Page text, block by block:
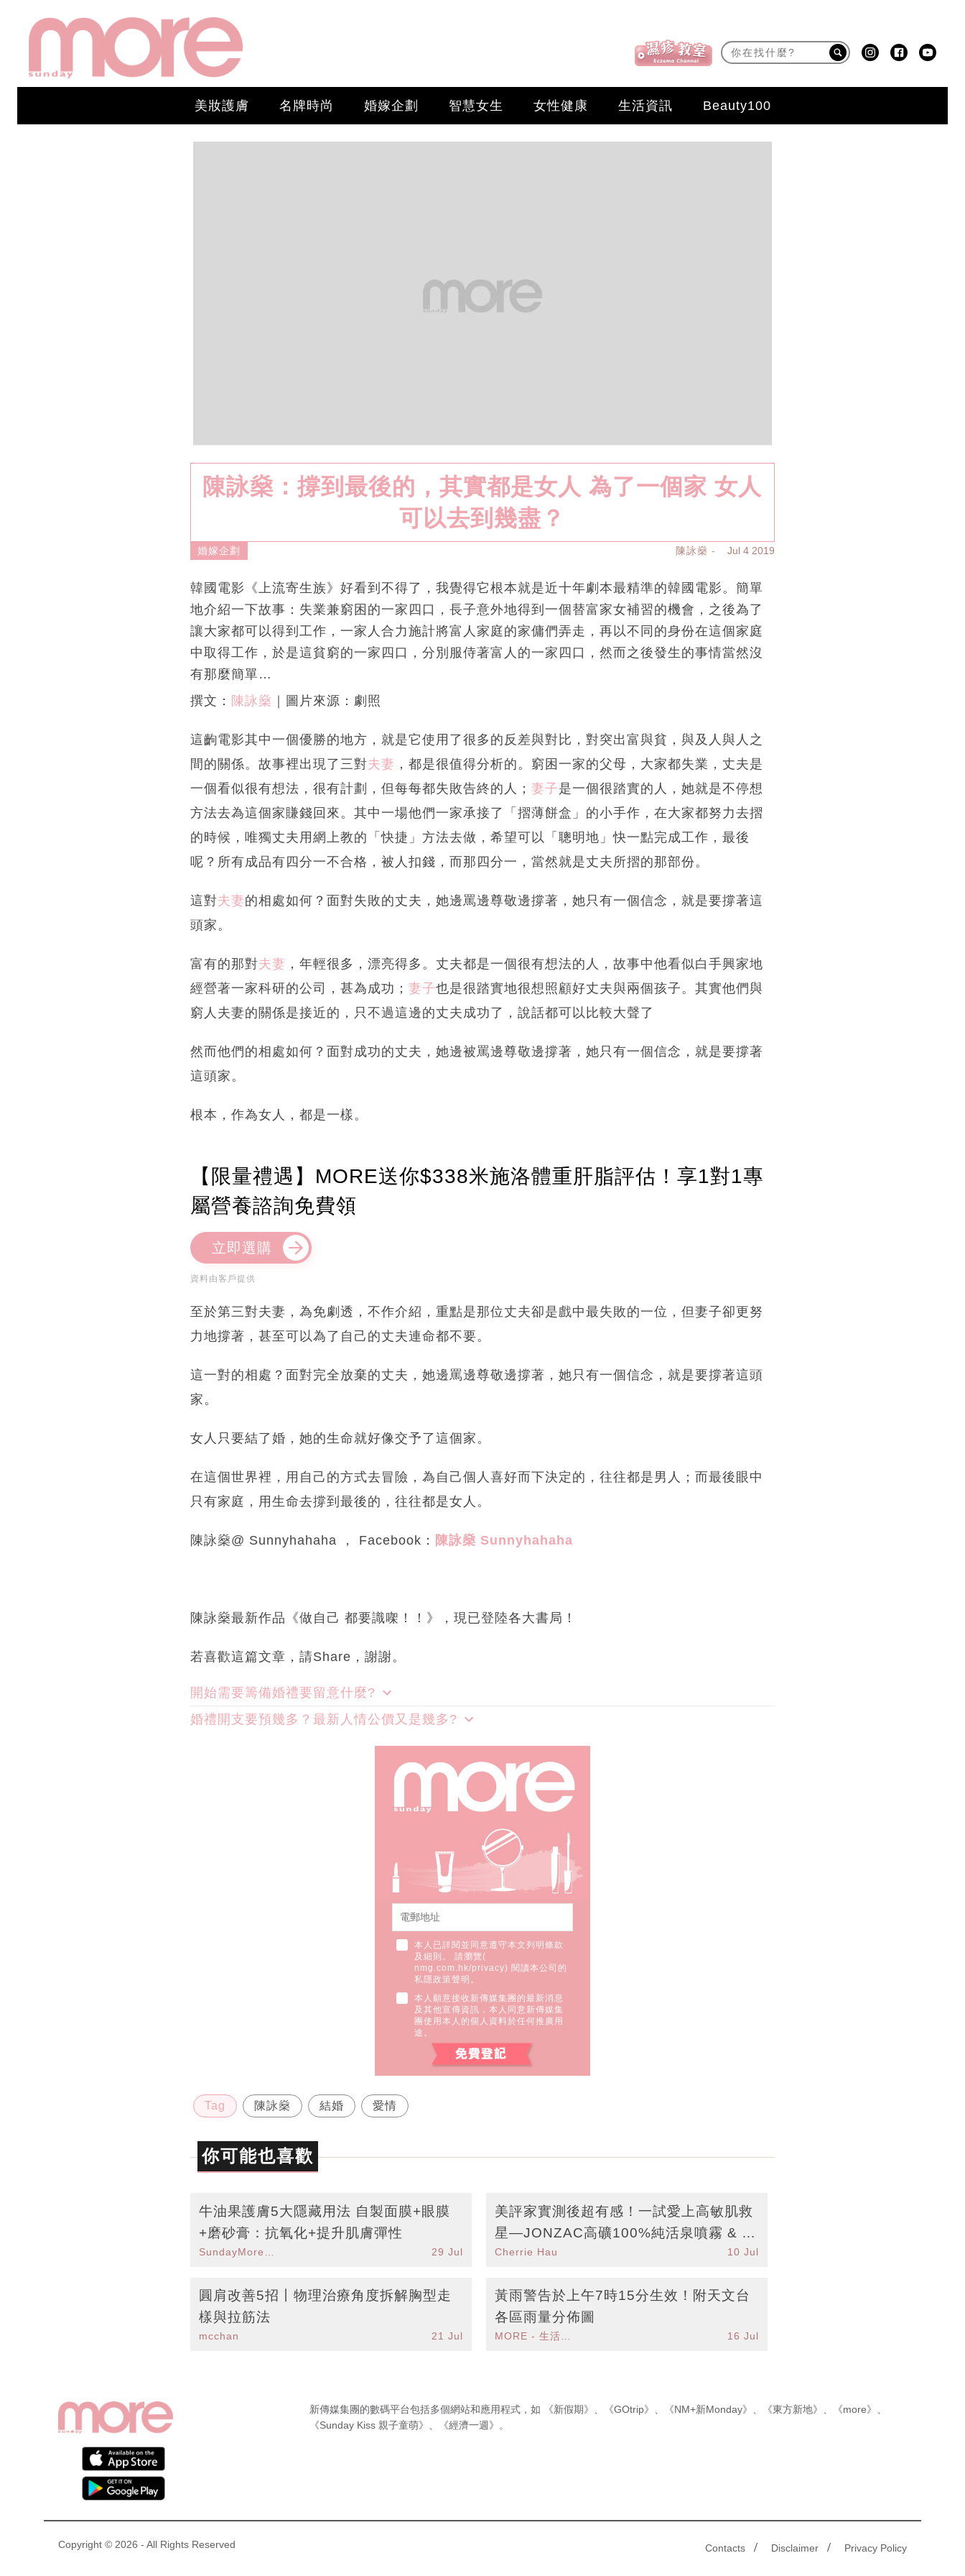
美妝護膚 名牌時尚 婚嫁企劃 智慧女生 女性健康 生活資訊 Beauty100
陳詠燊：撐到最後的，其實都是女人 為了一個家 女人
可以去到幾盡？
婚嫁企劃 陳詠燊 Jul 4 2019
韓國電影《上流寄生族》好看到不得了，我覺得它根本就是近十年劇本最精準的韓國電影。簡單
地介紹一下故事：失業兼窮困的一家四口，長子意外地得到一個替富家女補習的機會，之後為了
讓大家都可以得到工作，一家人合力施計將富人家庭的家傭們弄走，再以不同的身份在這個家庭
中取得工作，於是這貧窮的一家四口，分別服侍著富人的一家四口，然而之後發生的事情當然沒
有那麼簡單…
撰文： 陳詠燊 ｜圖片來源：劇照
這齣電影其中一個優勝的地方，就是它使用了很多的反差與對比，對突出富與貧，與及人與人之
間的關係。故事裡出現了三對夫妻 ，都是很值得分析的。窮困一家的父母，大家都失業，丈夫是
一個看似很有想法，很有計劃，但每每都失敗告終的人； 妻子是一個很踏實的人，她就是不停想
方法去為這個家賺錢回來。其中一場他們一家承接了「摺薄餅盒」的小手作，在大家都努力去摺
的時候，唯獨丈夫用網上教的「快捷」方法去做，希望可以「聰明地」快一點完成工作，最後
呢？所有成品有四分一不合格，被人扣錢，而那四分一，當然就是丈夫所摺的那部份。
這對夫妻的相處如何？面對失敗的丈夫，她邊罵邊尊敬邊撐著，她只有一個信念，就是要撐著這
頭家。
富有的那對夫妻 ，年輕很多，漂亮得多。丈夫都是一個很有想法的人，故事中他看似白手興家地
經營著一家科研的公司，甚為成功； 妻子也是很踏實地很想照顧好丈夫與兩個孩子。其實他們與
窮人夫妻的關係是接近的，只不過這邊的丈夫成功了，說話都可以比較大聲了
然而他們的相處如何？面對成功的丈夫，她邊被罵邊尊敬邊撐著，她只有一個信念，就是要撐著
這頭家。
根本，作為女人，都是一樣。
【限量禮遇】MORE送你$338米施洛體重肝脂評估！享1對1專
屬營養諮詢免費領
立即選購
資料由客戶提供
至於第三對夫妻，為免劇透，不作介紹，重點是那位丈夫卻是戲中最失敗的一位，但妻子卻更努
力地撐著，甚至可以為了自己的丈夫連命都不要。
這一對的相處？面對完全放棄的丈夫，她邊罵邊尊敬邊撐著，她只有一個信念，就是要撐著這頭
家。
女人只要結了婚，她的生命就好像交予了這個家。
在這個世界裡，用自己的方式去冒險，為自己個人喜好而下決定的，往往都是男人；而最後眼中
只有家庭，用生命去撐到最後的，往往都是女人。
陳詠燊@ Sunnyhahaha ， Facebook： 陳詠燊 Sunnyhahaha
陳詠燊最新作品《做自己 都要識㗎！！》，現已登陸各大書局！
若喜歡這篇文章，請Share，謝謝。
開始需要籌備婚禮要留意什麼?
婚禮開支要預幾多？最新人情公價又是幾多?
本人已詳閱並同意遵守本文列明條款
及細則。 請瀏覽(
nmg.com.hk/privacy) 閱讀本公司的
私隱政策聲明。
本人願意接收新傳媒集團的最新消息
及其他宣傳資訊，本人同意新傳媒集
團使用本人的個人資料於任何推廣用
途。
Tag 陳詠燊 結婚 愛情
你可能也喜歡
牛油果護膚5大隱藏用法 自製面膜+眼膜
+磨砂膏：抗氧化+提升肌膚彈性
29 Jul
美評家實測後超有感！一試愛上高敏肌救
星—JONZAC高礦100%純活泉噴霧 & 14
天抗敏體驗套裝
Cherrie Hau 10 Jul
圓肩改善5招丨物理治療角度拆解胸型走
樣與拉筋法
mcchan 21 Jul
黃雨警告於上午7時15分生效！附天文台
各區雨量分佈圖
MORE - 生活品味 16 Jul
新傳媒集團的數碼平台包括多個網站和應用程式，如 《新假期》 、 《GOtrip》 、 《NM+新Monday》 、 《東方新地》 、 《more》 、
《Sunday Kiss 親子童萌》 、 《經濟一週》 。
Contacts / Disclaimer / Privacy Policy
Copyright © 2026 - All Rights Reserved